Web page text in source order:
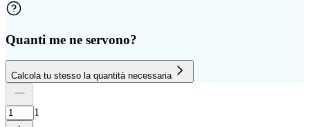
Quanti me ne servono?
Calcola tu stesso la quantità necessaria
Numero di lastre
Altezza
Larghezza
Rimuovi lastra
1